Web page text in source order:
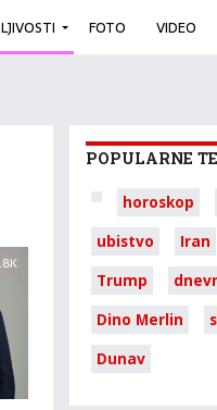
FOTO VIDEO
POPULARNE
horoskop
ubistvo
Iran
Trump
Dino Merlin
Dunav